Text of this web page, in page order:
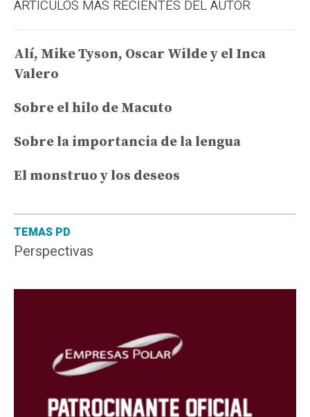
TEMAS PD
Perspectivas
ARTÍCULOS MÁS RECIENTES DEL AUTOR
Alí, Mike Tyson, Oscar Wilde y el Inca
Valero
Sobre el hilo de Macuto
Sobre la importancia de la lengua
El monstruo y los deseos